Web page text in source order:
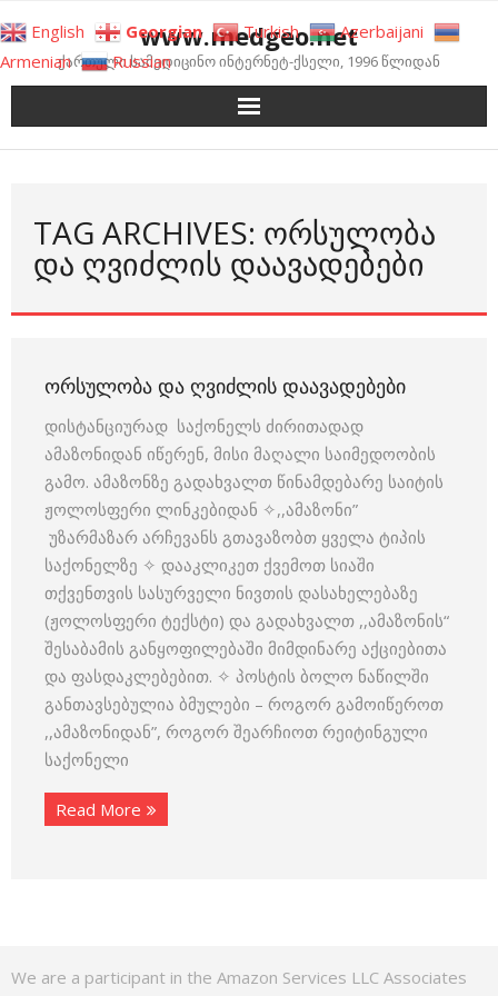
to
content
www.medgeo.net
ქართული სამედიცინო ინტერნეტ-ქსელი, 1996 წლიდან
TAG ARCHIVES: ᲝᲠᲡᲣᲚᲝᲑᲐ
ᲓᲐ ᲦᲕᲘᲫᲚᲘᲡ ᲓᲐᲐᲕᲐᲓᲔᲑᲔᲑᲘ
ᲝᲠᲡᲣᲚᲝᲑᲐ ᲓᲐ ᲦᲕᲘᲫᲚᲘᲡ ᲓᲐᲐᲕᲐᲓᲔᲑᲔᲑᲘ
დისტანციურად საქონელს ძირითადად
ამაზონიდან იწერენ, მისი მაღალი საიმედოობის
გამო. ამაზონზე გადახვალთ წინამდებარე საიტის
ჟოლოსფერი ლინკებიდან ✧,,ამაზონი”
უზარმაზარ არჩევანს გთავაზობთ ყველა ტიპის
საქონელზე ✧ დააკლიკეთ ქვემოთ სიაში
თქვენთვის სასურველი ნივთის დასახელებაზე
(ჟოლოსფერი ტექსტი) და გადახვალთ ,,ამაზონის“
შესაბამის განყოფილებაში მიმდინარე აქციებითა
და ფასდაკლებებით. ✧ პოსტის ბოლო ნაწილში
განთავსებულია ბმულები – როგორ გამოიწეროთ
,,ამაზონიდან”, როგორ შეარჩიოთ რეიტინგული
საქონელი
Read More
We are a participant in the Amazon Services LLC Associates
English Georgian Turkish
Azerbaijani
Armenian
Russian